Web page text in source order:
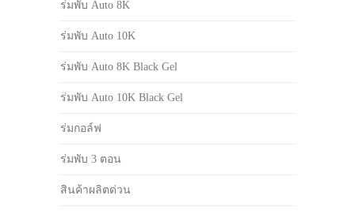
ร่มพับ Auto 8K
ร่มพับ Auto 10K
ร่มพับ Auto 8K Black Gel
ร่มพับ Auto 10K Black Gel
ร่มกอล์ฟ
ร่มพับ 3 ตอน
สินค้าผลิตด่วน